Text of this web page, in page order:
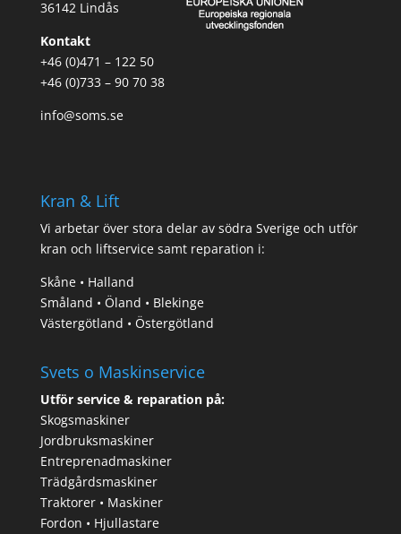
36142 Lindås
Kontakt
+46 (0)471 – 122 50
+46 (0)733 – 90 70 38
info@soms.se
Kran & Lift
Vi arbetar över stora delar av södra Sverige och utför
kran och liftservice samt reparation i:
Skåne • Halland
Småland • Öland • Blekinge
Västergötland • Östergötland
Svets o Maskinservice
Utför service & reparation på:
Skogsmaskiner
Jordbruksmaskiner
Entreprenadmaskiner
Trädgårdsmaskiner
Traktorer • Maskiner
Fordon • Hjullastare